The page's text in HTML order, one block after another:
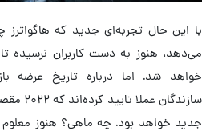
با این حال تجربه‌ای جدید که
می‌دهد، هنوز به دست کاربران نرسیده
جدید خواهد بود. چه ماهی؟ هنوز